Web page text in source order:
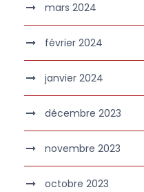
mars 2024
février 2024
janvier 2024
décembre 2023
novembre 2023
octobre 2023